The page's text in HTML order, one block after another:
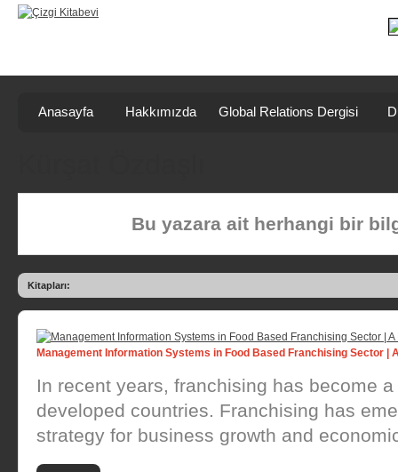
Anasayfa Hakkımızda Global Relations Dergisi
Bu yazara ait herhangi bir
Kitapları:
Management Information Systems in Food Based Franchising Sector |
In recent years, franchising has become
developed countries. Franchising has
strategy for business growth and